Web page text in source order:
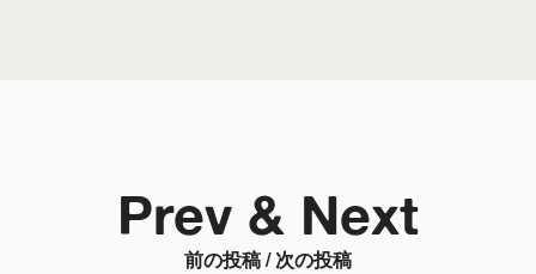
前の投稿 / 次の投稿
Prev & Next